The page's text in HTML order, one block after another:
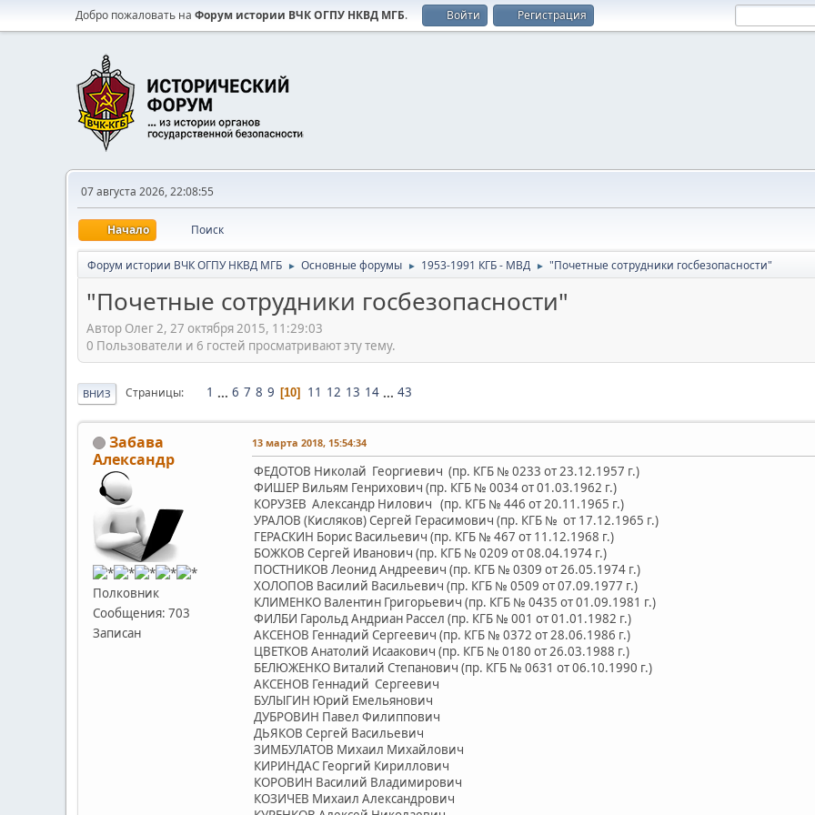
Добро пожаловать на Форум истории ВЧК ОГПУ НКВД МГБ. Войти Регистрация
07 августа 2026, 22:08:55
Начало Поиск
Форум истории ВЧК ОГПУ НКВД МГБ ► Основные форумы ► 1953-1991 КГБ - МВД ► "Почетные сотрудники госбезопасности"
"Почетные сотрудники госбезопасности"
Автор Олег 2, 27 октября 2015, 11:29:03
0 Пользователи и 6 гостей просматривают эту тему.
ВНИЗ Страницы 1 ... 6 7 8 9 10 11 12 13 14 ... 43
Забава
Александр
Полковник
Сообщения: 703
Записан
13 марта 2018, 15:54:34
ФЕДОТОВ Николай Георгиевич (пр. КГБ № 0233 от 23.12.1957 г.)
ФИШЕР Вильям Генрихович (пр. КГБ № 0034 от 01.03.1962 г.)
КОРУЗЕВ Александр Нилович (пр. КГБ № 446 от 20.11.1965 г.)
УРАЛОВ (Кисляков) Сергей Герасимович (пр. КГБ № от 17.12.1965 г.)
ГЕРАСКИН Борис Васильевич (пр. КГБ № 467 от 11.12.1968 г.)
БОЖКОВ Сергей Иванович (пр. КГБ № 0209 от 08.04.1974 г.)
ПОСТНИКОВ Леонид Андреевич (пр. КГБ № 0309 от 26.05.1974 г.)
ХОЛОПОВ Василий Васильевич (пр. КГБ № 0509 от 07.09.1977 г.)
КЛИМЕНКО Валентин Григорьевич (пр. КГБ № 0435 от 01.09.1981 г.)
ФИЛБИ Гарольд Андриан Рассел (пр. КГБ № 001 от 01.01.1982 г.)
АКСЕНОВ Геннадий Сергеевич (пр. КГБ № 0372 от 28.06.1986 г.)
ЦВЕТКОВ Анатолий Исаакович (пр. КГБ № 0180 от 26.03.1988 г.)
БЕЛЮЖЕНКО Виталий Степанович (пр. КГБ № 0631 от 06.10.1990 г.)
АКСЕНОВ Геннадий Сергеевич
БУЛЫГИН Юрий Емельянович
ДУБРОВИН Павел Филиппович
ДЬЯКОВ Сергей Васильевич
ЗИМБУЛАТОВ Михаил Михайлович
КИРИНДАС Георгий Кириллович
КОРОВИН Василий Владимирович
КОЗИЧЕВ Михаил Александрович